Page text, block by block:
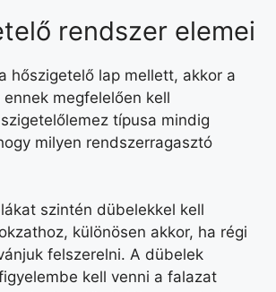
rendszer elemei
hőszigetelő lap mellett, akkor a
megfelelően kell
típusa mindig
milyen rendszerragasztó
szintén dübelekkel kell
különösen akkor, ha régi
felszerelni. A dübelek
kell venni a falazat